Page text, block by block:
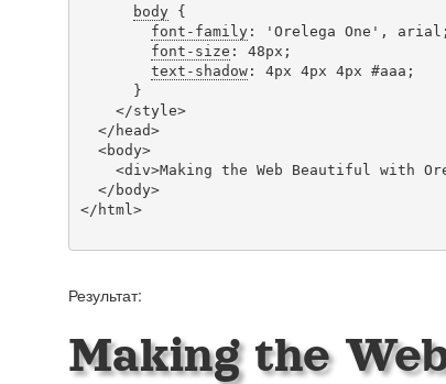
body {
font-family: 'Orelega One', arial;
font-size : 48px;
text-shadow: 4px 4px 4px #aaa;
</html>
Результат:
Making the